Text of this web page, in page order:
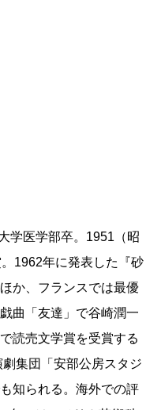
学医学部卒。1951（昭
1962年に発表した『砂
か、フランスでは最優
曲「友達」で谷崎潤一
読売文学賞を受賞する
集団「安部公房スタジ
知られる。海外での評